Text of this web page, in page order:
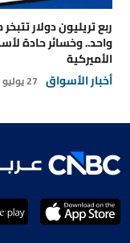
واحد.. وخسائر حادة
الأميركية
أخبار الأسواق 27 يوليو 2026